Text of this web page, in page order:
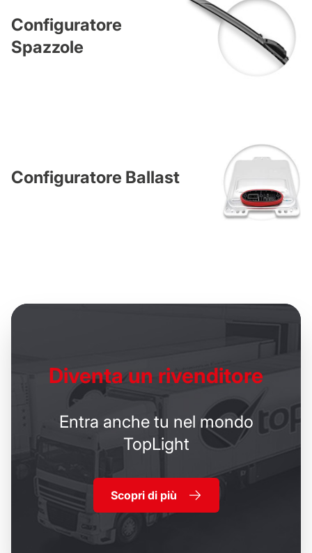
Configuratore
Spazzole
Configuratore Ballast
Diventa un rivenditore
Entra anche tu nel mondo
TopLight
Scopri di più